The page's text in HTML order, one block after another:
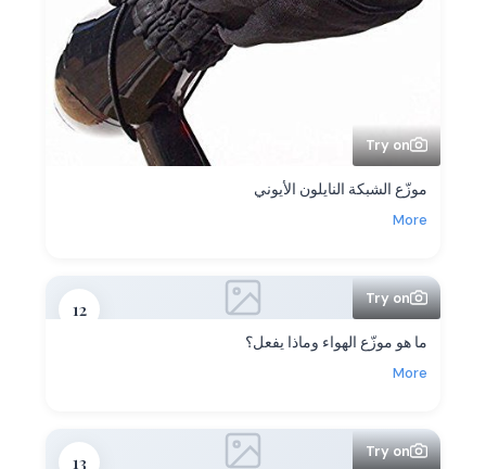
Try on
موزّع الشبكة النايلون الأيوني
More
12
Try on
ما هو موزّع الهواء وماذا يفعل؟
More
13
Try on